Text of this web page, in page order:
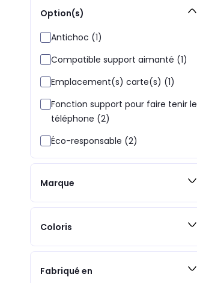
Option(s)
Antichoc (1)
Compatible support aimanté (1)
Emplacement(s) carte(s) (1)
Fonction support pour faire tenir le
téléphone (2)
Éco-responsable (2)
Marque
Coloris
Fabriqué en